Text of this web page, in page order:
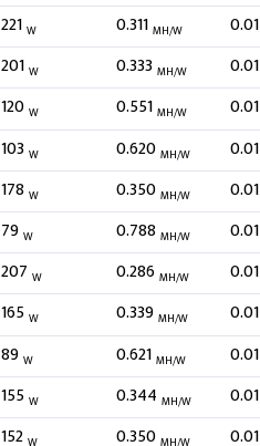
221W 0.311 MH/W 0.01
201W 0.333 MH/W 0.01
120W 0.551 MH/W 0.01
103W 0.620 MH/W 0.01
178W 0.350 MH/W 0.01
79W 0.788 MH/W 0.01
207W 0.286 MH/W 0.01
165W 0.339 MH/W 0.01
89W 0.621 MH/W 0.01
155W 0.344 MH/W 0.01
152 0.350 0.01